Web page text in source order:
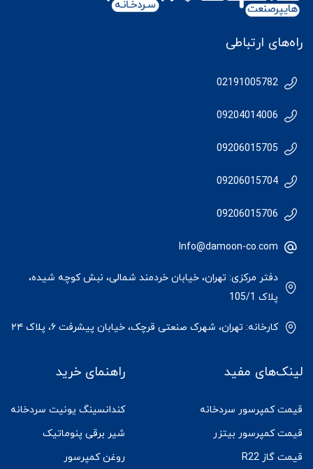
راه‌های ارتباطی
02191005782
09204014006
09206015705
09206015704
09206015706
Info@damoon-co.com
دفتر مرکزی: تهران، خیابان خردمند شمالی، نبش کوچه شیده،
پلاک 105/1
کارخانه: تهران، شهرک صنعتی قرچک، خیابان پیشرفت ۶، پلاک ۲۴
لینک‌های مفید
قیمت کمپرسور سردخانه
قیمت کمپرسور بیتزر
قیمت گاز R22
راهنمای خرید
کندانسینگ یونیت سردخانه
شیر برقی پنوماتیک
روغن کمپرسور